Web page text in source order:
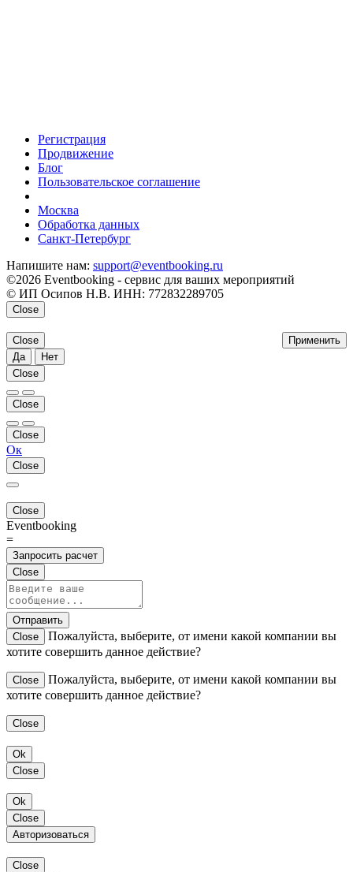
Регистрация
Продвижение
Блог
Пользовательское соглашение
Москва
Обработка данных
Санкт-Петербург
Напишите нам: support@eventbooking.ru
©2026 Eventbooking - сервис для ваших мероприятий
© ИП Осипов Н.В. ИНН: 772832289705
Close
Применить
Close
Да
Нет
Close
Close
Close
Ок
Close
Close
Eventbooking
=
Запросить расчет
Close
Отправить
Close
Пожалуйста, выберите, от имени какой компании вы
хотите совершить данное действие?
Close
Пожалуйста, выберите, от имени какой компании вы
хотите совершить данное действие?
Close
Ok
Close
Ok
Close
Авторизоваться
Close